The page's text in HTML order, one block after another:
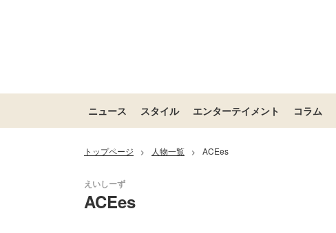
ニュース スタイル エンターテイメント コラム
トップページ > 人物一覧 > ACEes
ACEes